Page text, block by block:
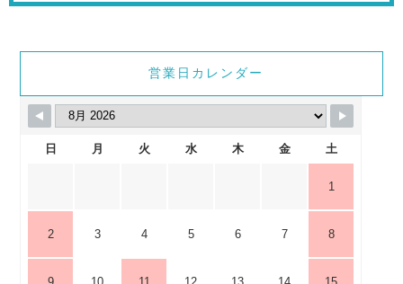
営業日カレンダー
日 月 火 水 木 金 土
1
2 3 4 5 6 7 8